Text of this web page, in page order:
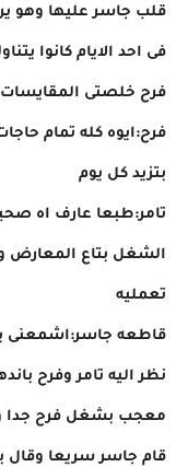
قلب جاسر عليها وهو
فى احد الايام كانوا
فرح خلصتى المقايسات
فرح:ايوه كله تمام
بتزيد كل يوم
تامر:طبعا عارف اه
الشغل بتاع المعارض
تعمليه
قاطعه جاسر:اشمعنى
نظر اليه تامر وفرح
معجب بشغل فرح جدا
قام جاسر سريعا